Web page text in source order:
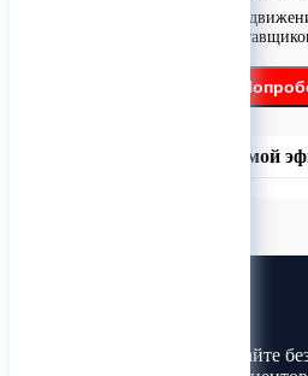
Бесплатное
поиск
Прямой
Покупайте и продавайте